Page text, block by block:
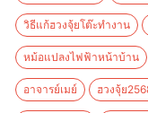
วิธีแก้ฮวงจุ้ยโต๊ะทำงาน
หม้อแปลงไฟฟ้าหน้าบ้าน
อาจารย์เมย์ ฮวงจุ้ย